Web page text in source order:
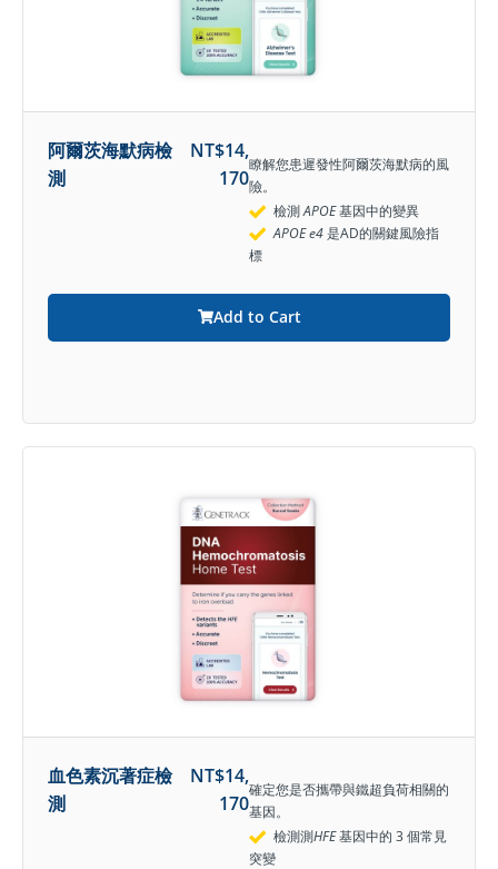
阿爾茨海默病檢
測
NT$14,
170
瞭解您患遲發性阿爾茨海默病的風
險。
檢測APOE基因中的變異
APOE e4是AD的關鍵風險指
標
Add to Cart
血色素沉著症檢
測
NT$14,
170
確定您是否攜帶與鐵超負荷相關的
基因。
檢測測HFE基因中的 3 個常見
突變